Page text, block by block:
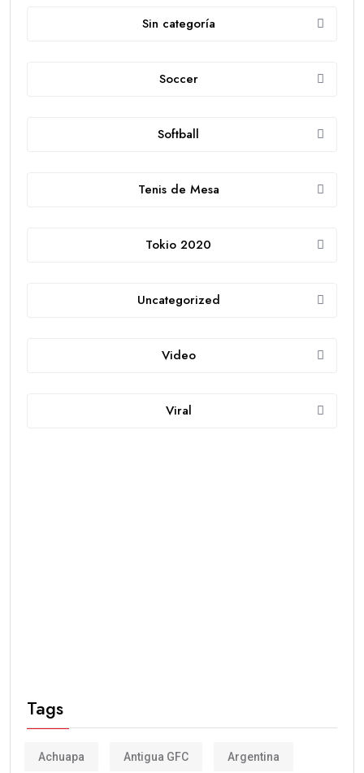
Sin categoría
Soccer
Softball
Tenis de Mesa
Tokio 2020
Uncategorized
Video
Viral
Tags
Achuapa Antigua GFC Argentina